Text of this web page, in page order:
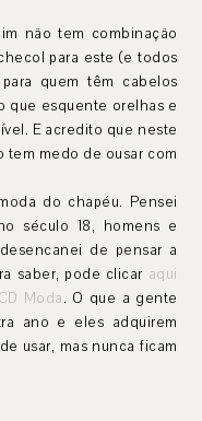
não tem combinação
para este (e todos
quem têm cabelos
que esquente orelhas e
E acredito que neste
tem medo de ousar com
do chapéu. Pensei
século 18, homens e
de pensar a
saber, pode clicar aqui
Moda. O que a gente
ano e eles adquirem
usar, mas nunca ficam